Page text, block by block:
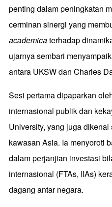
penting dalam peningkatan
cerminan sinergi yang
academicaterhadap
ujarnya sembari
antara UKSW dan Charles
Sesi pertama dipaparkan
internasional publik dan
University, yang juga
kawasan Asia. Ia menyoroti
dalam perjanjian investasi
internasional (FTAs, IIAs)
dagang antar negara.